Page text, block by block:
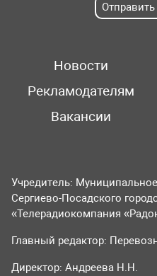
Новости
Рекламодателям
Вакансии
Учредитель:
Сергиево-Посадского
«Телерадиокомпания
Главный редактор:
Директор: Андреева Н.Н.